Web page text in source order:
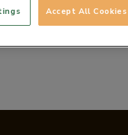
Accept All Cookies